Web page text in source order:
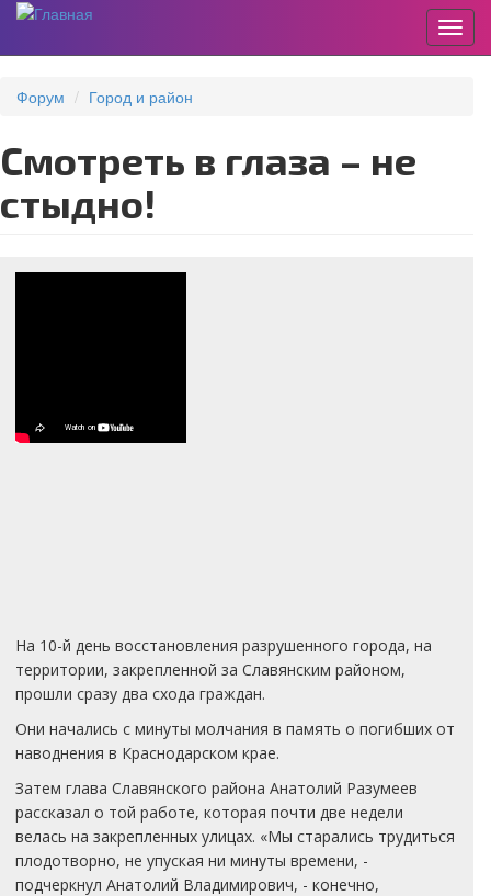
основному
Форум Город и район
Смотреть в глаза – не
стыдно!
На 10-й день восстановления разрушенного города, на
территории, закрепленной за Славянским районом,
прошли сразу два схода граждан.
Они начались с минуты молчания в память о погибших от
наводнения в Краснодарском крае.
Затем глава Славянского района Анатолий Разумеев
рассказал о той работе, которая почти две недели
велась на закрепленных улицах. «Мы старались трудиться
плодотворно, не упуская ни минуты времени, -
подчеркнул Анатолий Владимирович, - конечно,